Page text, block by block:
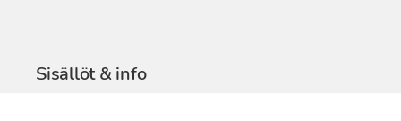
Sisällöt & info